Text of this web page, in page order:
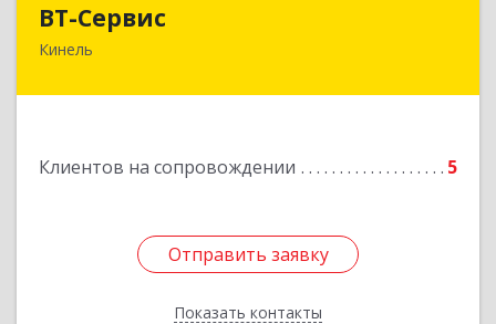
ВТ-Сервис
Кинель
Клиентов на сопровождении 5
Отправить заявку
Показать контакты
446436, Самарская обл, Кинель г, Маяковского
Отправить заявку
Назад